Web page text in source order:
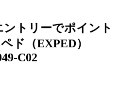
ントリーでポイント
ド（EXPED）
C02